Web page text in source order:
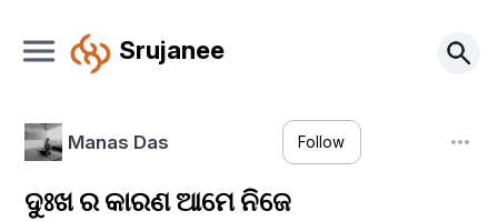
Srujanee
Manas Das Follow
‍‍ଦୁଃଖ ର କାରଣ ଆମେ ନିଜେ